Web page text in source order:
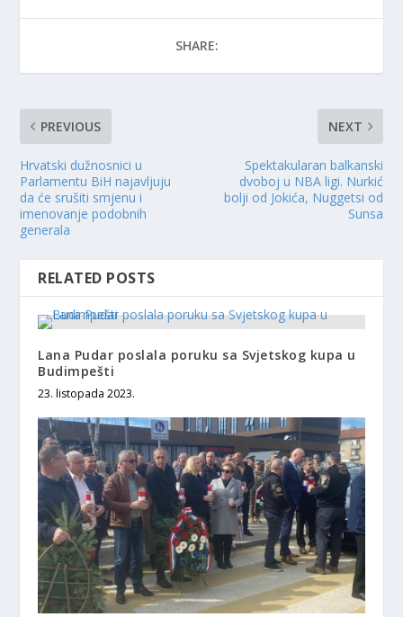
SHARE:
PREVIOUS
Hrvatski dužnosnici u
Parlamentu BiH najavljuju
da će srušiti smjenu i
imenovanje podobnih
generala
NEXT
Spektakularan balkanski
dvoboj u NBA ligi. Nurkić
bolji od Jokića, Nuggetsi od
Sunsa
RELATED POSTS
Lana Pudar poslala poruku sa Svjetskog kupa u
Budimpešti
23. listopada 2023.